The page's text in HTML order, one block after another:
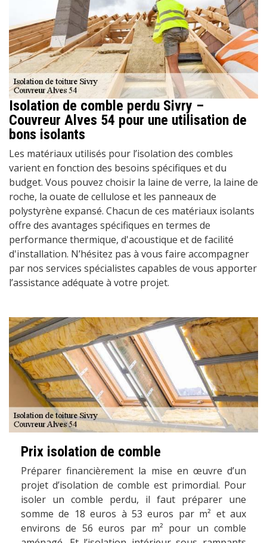
Isolation de comble perdu Sivry –
Couvreur Alves 54 pour une utilisation de
bons isolants
Les matériaux utilisés pour l’isolation des combles
varient en fonction des besoins spécifiques et du
budget. Vous pouvez choisir la laine de verre, la laine de
roche, la ouate de cellulose et les panneaux de
polystyrène expansé. Chacun de ces matériaux isolants
offre des avantages spécifiques en termes de
performance thermique, d'acoustique et de facilité
d'installation. N’hésitez pas à vous faire accompagner
par nos services spécialistes capables de vous apporter
l’assistance adéquate à votre projet.
Prix isolation de comble
Préparer financièrement la mise en œuvre d’un
projet d’isolation de comble est primordial. Pour
isoler un comble perdu, il faut préparer une
somme de 18 euros à 53 euros par m² et aux
environs de 56 euros par m² pour un comble